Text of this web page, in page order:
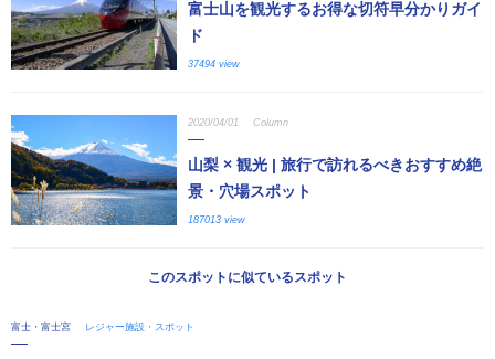
富士山を観光するお得な切符早分かりガイ
ド
37494 view
2020/04/01 Column
山梨 × 観光 | 旅行で訪れるべきおすすめ絶
景・穴場スポット
187013 view
このスポットに似ているスポット
富士・富士宮 レジャー施設・スポット